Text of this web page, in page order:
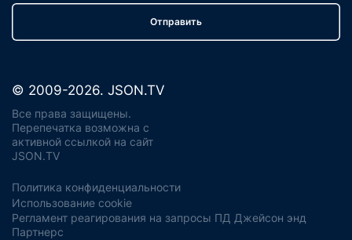
Отправить
© 2009-2026. JSON.TV
Все права защищены.
Перепечатка возможна с
активной ссылкой на сайт
JSON.TV
Политика конфиденциальности
Использование cookie
Регламент реагирования на запросы ПД Джейсон энд
Партнерс